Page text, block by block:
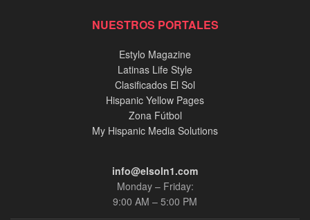
NUESTROS PORTALES
Estylo Magazine
Latinas Life Style
Clasificados El Sol
Hispanic Yellow Pages
Zona Fútbol
My Hispanic Media Solutions
info@elsoln1.com
Monday – Friday:
9:00 AM – 5:00 PM